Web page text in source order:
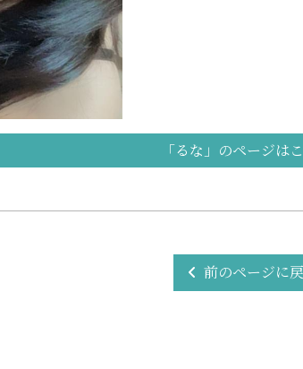
「るな」のページは
前のページに